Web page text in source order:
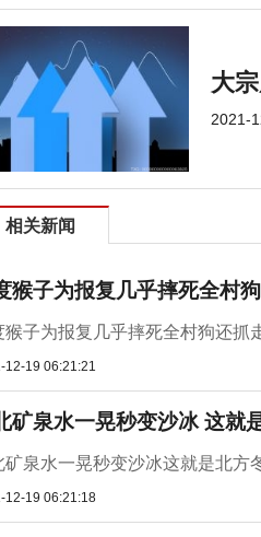
大
2021-
相关新闻
猴子为报复几乎摔死全村
猴子为报复几乎摔死全村狗还抓
12-19 06:21:21
矿泉水一晃秒变沙冰 这就
矿泉水一晃秒变沙冰这就是北方
12-19 06:21:18